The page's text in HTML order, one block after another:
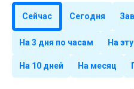
Сейчас Сегодня
На 3 дня по часам На
На 10 дней На месяц